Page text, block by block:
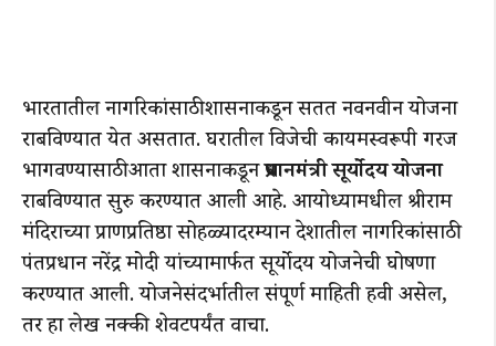
भारतातील नागरिकांसाठी शासनाकडून सतत नवनवीन योजना
राबविण्यात येत असतात. घरातील विजेची कायमस्वरूपी गरज
भागवण्यासाठी आता शासनाकडूनप्रधानमंत्री सूर्योदय योजना
राबविण्यात सुरु करण्यात आली आहे. आयोध्यामधील श्रीराम
मंदिराच्या प्राणप्रतिष्ठा सोहळ्यादरम्यान देशातील नागरिकांसाठी
पंतप्रधान नरेंद्र मोदी यांच्यामार्फत सूर्योदय योजनेची घोषणा
करण्यात आली. योजनेसंदर्भातील संपूर्ण माहिती हवी असेल,
तर हा लेख नक्की शेवटपर्यंत वाचा.